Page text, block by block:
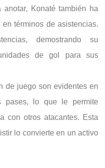
Konaté también ha
términos de asistencias.
demostrando su
de gol para sus
de juego son evidentes en
lo que le permite
con otros atacantes. Esta
lo convierte en un activo